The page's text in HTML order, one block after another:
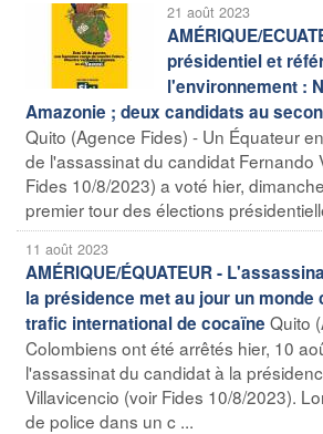
21 août 2023
AMÉRIQUE/
présidentiel et
l'environnement :
Amazonie ; deux candidats au
Quito (Agence Fides) - Un Équateur
de l'assassinat du candidat Fernando
Fides 10/8/2023) a voté hier,
premier tour des élections
11 août 2023
AMÉRIQUE/ÉQUATEUR -
la présidence met au jour un monde
trafic international de cocaïne Quito
Colombiens ont été arrêtés hier, 10
l'assassinat du candidat à la
Villavicencio (voir Fides 10/8/2023).
de police dans un c ...